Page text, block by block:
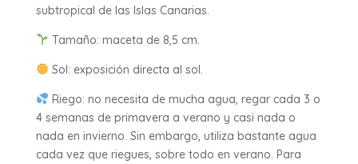
subtropical de las Islas Canarias.
Tamaño: maceta de 8,5 cm.
Sol: exposición directa al sol.
Riego: no necesita de mucha agua, regar cada 3 o
4 semanas de primavera a verano y casi nada o
nada en invierno. Sin embargo, utiliza bastante agua
cada vez que riegues, sobre todo en verano. Para